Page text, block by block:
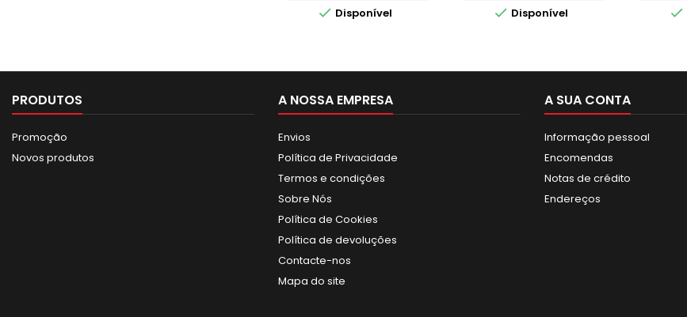
 Disponível  Disponível 
PRODUTOS
Promoção
Novos produtos
A NOSSA EMPRESA
Envios
Política de Privacidade
Termos e condições
Sobre Nós
Política de Cookies
Política de devoluções
Contacte-nos
Mapa do site
A SUA CONTA
Informação pessoal
Encomendas
Notas de crédito
Endereços